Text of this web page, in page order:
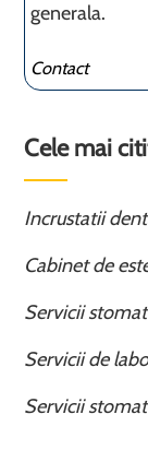
generala.
Contact
Cele mai
Incrustatii
Cabinet de
Servicii
Servicii de
Servicii